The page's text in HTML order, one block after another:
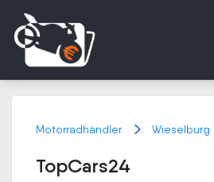
Motorradhändler Wieselburg
TopCars24